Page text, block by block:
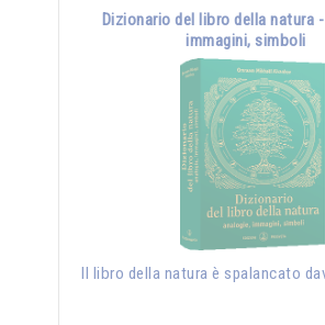
Dizionario del libro della natura
immagini, simboli
Il libro della natura è spalancato